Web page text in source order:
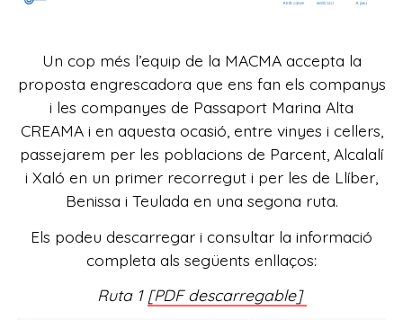
Un cop més l’equip de la MACMA accepta la
proposta engrescadora que ens fan els companys
i les companyes de Passaport Marina Alta
CREAMA i en aquesta ocasió, entre vinyes i cellers,
passejarem per les poblacions de Parcent, Alcalalí
i Xaló en un primer recorregut i per les de Llíber,
Benissa i Teulada en una segona ruta.
Els podeu descarregar i consultar la informació
completa als següents enllaços:
Ruta 1 [PDF descarregable]